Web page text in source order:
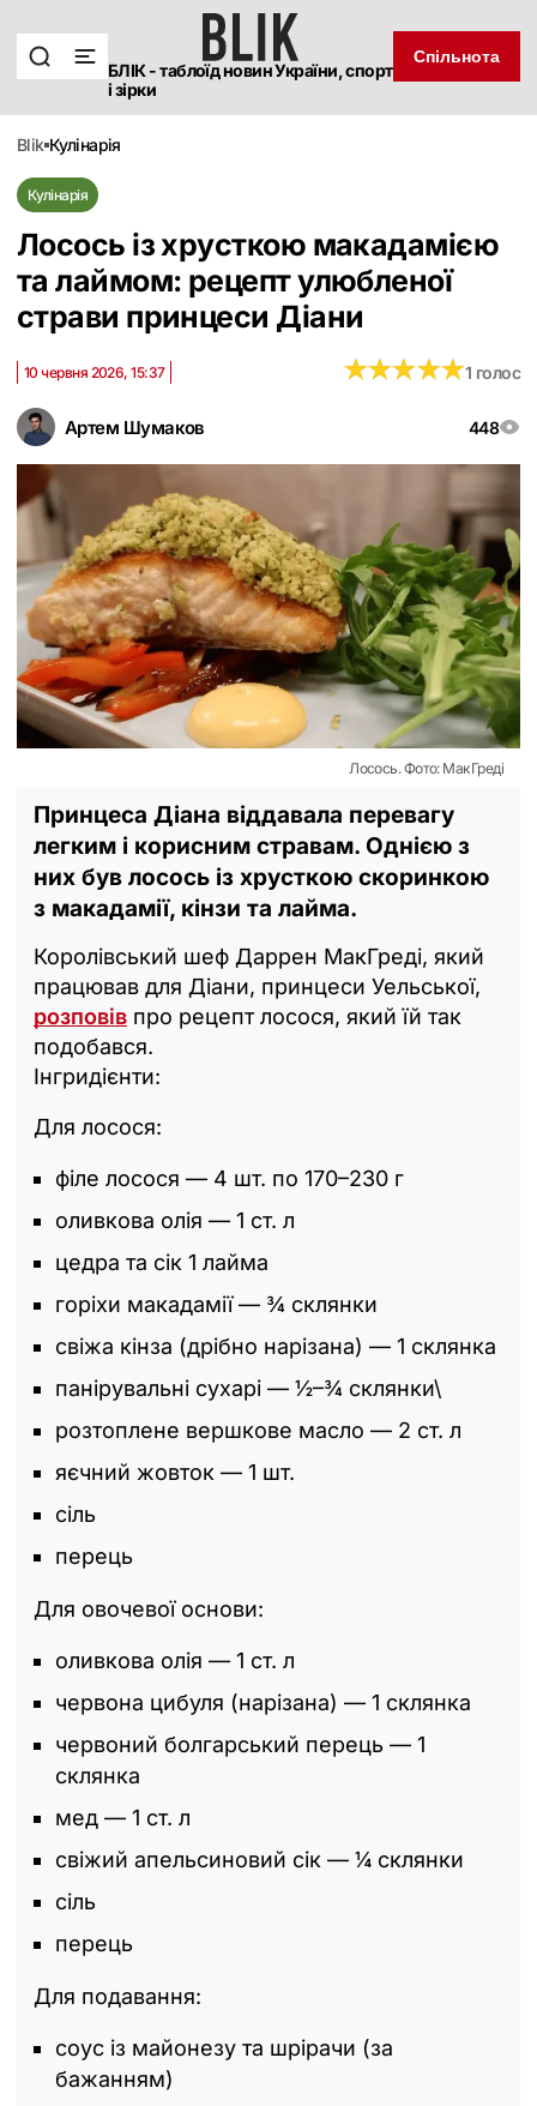
БЛІК - таблоїд новин України, спорт
і зірки
Спільнота
blik кулінарія
Кулінарія
Лосось із хрусткою макадамією
та лаймом: рецепт улюбленої
страви принцеси Діани
Артем Шумаков 448
10 червня 2026, 15:37 ★★★★★
★★★★★1 голос
Лосось. Фото: МакГреді
Принцеса Діана віддавала перевагу
легким і корисним стравам. Однією з
них був лосось із хрусткою скоринкою
з макадамії, кінзи та лайма.
Королівський шеф Даррен МакГреді, який
працював для Діани, принцеси Уельської,
розповів про рецепт лосося, який їй так
подобався.
Інгридієнти:
Для лосося:
філе лосося — 4 шт. по 170–230 г
оливкова олія — 1 ст. л
цедра та сік 1 лайма
горіхи макадамії — ¾ склянки
свіжа кінза (дрібно нарізана) — 1 склянка
панірувальні сухарі — ½–¾ склянки\
розтоплене вершкове масло — 2 ст. л
яєчний жовток — 1 шт.
сіль
перець
Для овочевої основи:
оливкова олія — 1 ст. л
червона цибуля (нарізана) — 1 склянка
червоний болгарський перець — 1
склянка
мед — 1 ст. л
свіжий апельсиновий сік — ¼ склянки
сіль
перець
Для подавання:
соус із майонезу та шрірачи (за
бажанням)